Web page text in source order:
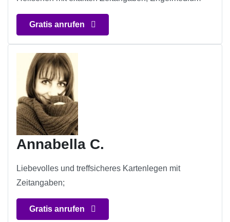
Gratis anrufen
Annabella C.
Liebevolles und treffsicheres Kartenlegen mit
Zeitangaben;
Gratis anrufen